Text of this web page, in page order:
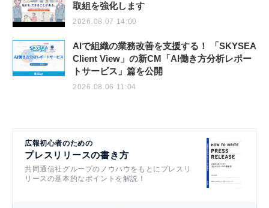
取組を強化します
2026.08.07 14:00
AIで組織の業務改善を支援する！ 「SKYSEA
Client View」の新CM「AI働き方分析レポー
トサービス」篇を公開
2026.08.06 11:04
広報初心者のための
プレスリリースの書き方
共同通信社グループのノウハウをもとにプレスリ
リースの基本的なポイントを解説！